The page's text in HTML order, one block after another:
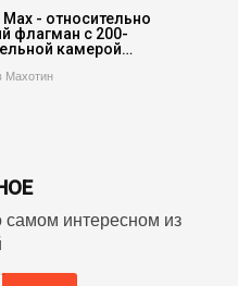
- относительно
флагман с 200-
камерой…
Махотин
самом интересном из